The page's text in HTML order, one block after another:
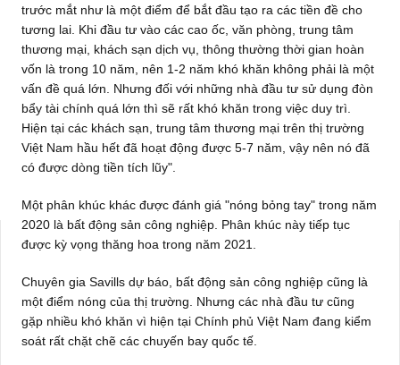
trước mắt như là một điểm để bắt đầu tạo ra các tiền đề cho
tương lai. Khi đầu tư vào các cao ốc, văn phòng, trung tâm
thương mại, khách sạn dịch vụ, thông thường thời gian hoàn
vốn là trong 10 năm, nên 1-2 năm khó khăn không phải là một
vấn đề quá lớn. Nhưng đối với những nhà đầu tư sử dụng đòn
bẩy tài chính quá lớn thì sẽ rất khó khăn trong việc duy trì.
Hiện tại các khách sạn, trung tâm thương mại trên thị trường
Việt Nam hầu hết đã hoạt động được 5-7 năm, vậy nên nó đã
có được dòng tiền tích lũy".
Một phân khúc khác được đánh giá "nóng bỏng tay" trong năm
2020 là bất động sản công nghiệp. Phân khúc này tiếp tục
được kỳ vọng thăng hoa trong năm 2021.
Chuyên gia Savills dự báo, bất động sản công nghiệp cũng là
một điểm nóng của thị trường. Nhưng các nhà đầu tư cũng
gặp nhiều khó khăn vì hiện tại Chính phủ Việt Nam đang kiểm
soát rất chặt chẽ các chuyến bay quốc tế.